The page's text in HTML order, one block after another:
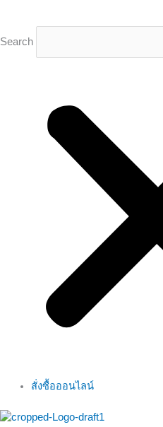
Search
สั่งซื้อออนไลน์